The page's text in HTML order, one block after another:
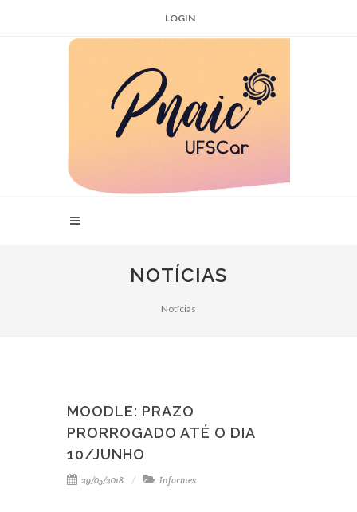
LOGIN
NOTÍCIAS
Notícias
MOODLE: PRAZO
PRORROGADO ATÉ O DIA
10/JUNHO
29/05/2018 Informes